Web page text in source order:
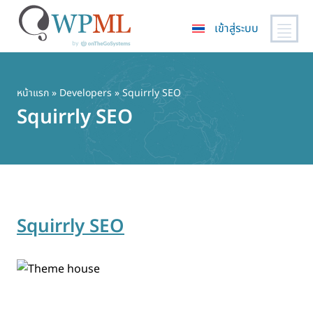
เนื้อหา
หลัก
เข้าสู่ระบบ
หน้าแรก» Developers » Squirrly SEO
Squirrly SEO
Squirrly SEO